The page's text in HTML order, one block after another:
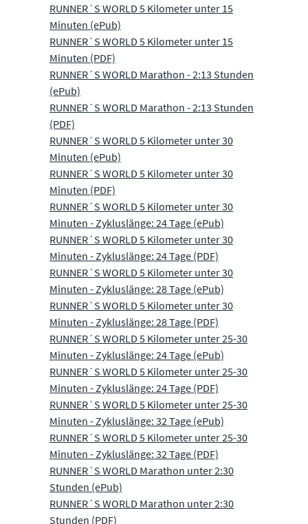
RUNNER´S WORLD 5 Kilometer unter 15
Minuten (ePub)
RUNNER´S WORLD 5 Kilometer unter 15
Minuten (PDF)
RUNNER´S WORLD Marathon - 2:13 Stunden
(ePub)
RUNNER´S WORLD Marathon - 2:13 Stunden
(PDF)
RUNNER´S WORLD 5 Kilometer unter 30
Minuten (ePub)
RUNNER´S WORLD 5 Kilometer unter 30
Minuten (PDF)
RUNNER´S WORLD 5 Kilometer unter 30
Minuten - Zykluslänge: 24 Tage (ePub)
RUNNER´S WORLD 5 Kilometer unter 30
Minuten - Zykluslänge: 24 Tage (PDF)
RUNNER´S WORLD 5 Kilometer unter 30
Minuten - Zykluslänge: 28 Tage (ePub)
RUNNER´S WORLD 5 Kilometer unter 30
Minuten - Zykluslänge: 28 Tage (PDF)
RUNNER´S WORLD 5 Kilometer unter 25-30
Minuten - Zykluslänge: 24 Tage (ePub)
RUNNER´S WORLD 5 Kilometer unter 25-30
Minuten - Zykluslänge: 24 Tage (PDF)
RUNNER´S WORLD 5 Kilometer unter 25-30
Minuten - Zykluslänge: 32 Tage (ePub)
RUNNER´S WORLD 5 Kilometer unter 25-30
Minuten - Zykluslänge: 32 Tage (PDF)
RUNNER´S WORLD Marathon unter 2:30
Stunden (ePub)
RUNNER´S WORLD Marathon unter 2:30
Stunden (PDF)